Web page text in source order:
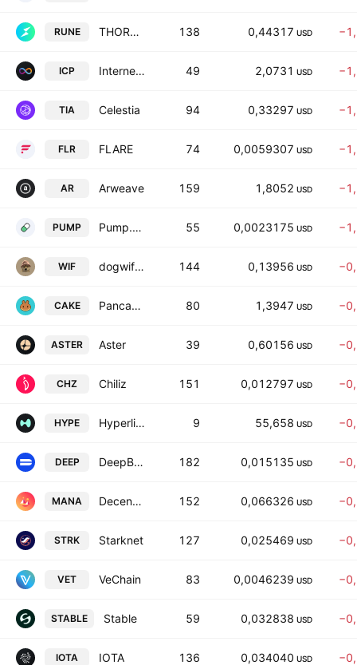
RUNE THORChain 138 0,44317 USD
ICP Internet Computer 49 2,0731 USD
TIA Celestia 94 0,33297 USD
FLR FLARE 74 0,0059307 USD
AR Arweave 159 1,8052 USD
PUMP Pump.fun 55 0,0023175 USD
WIF dogwifhat 144 0,13956 USD
CAKE PancakeSwap 80 1,3947 USD
ASTER Aster 39 0,60156 USD
CHZ Chiliz 151 0,012797 USD
HYPE Hyperliquid 9 55,658 USD
DEEP DeepBook Protocol 182 0,015135 USD
MANA Decentraland 152 0,066326 USD
STRK Starknet 127 0,025469 USD
VET VeChain 83 0,0046239 USD
STABLE Stable 59 0,032838 USD
IOTA IOTA 136 0,034040 USD